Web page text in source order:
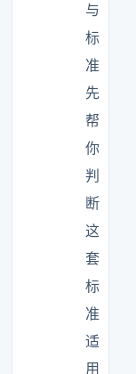
与
标
准
先
帮
你
判
断
这
套
标
准
适
用